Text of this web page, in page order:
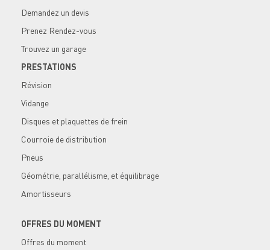
Demandez un devis
Prenez Rendez-vous
Trouvez un garage
PRESTATIONS
Révision
Vidange
Disques et plaquettes de frein
Courroie de distribution
Pneus
Géométrie, parallélisme, et équilibrage
Amortisseurs
OFFRES DU MOMENT
Offres du moment